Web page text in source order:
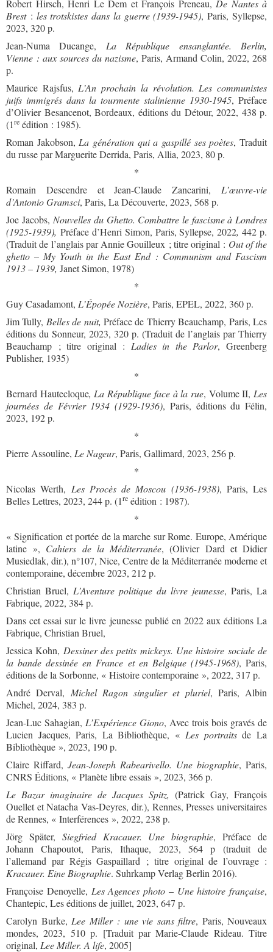
Robert Hirsch, Henri Le Dem et François Preneau, De Nantes à
Brest : les trotskistes dans la guerre (1939-1945), Paris, Syllepse,
2023, 320 p.
Jean-Numa Ducange, La République ensanglantée. Berlin,
Vienne : aux sources du nazisme, Paris, Armand Colin, 2022, 268
p.
Maurice Rajsfus, L’An prochain la révolution. Les communistes
juifs immigrés dans la tourmente stalinienne 1930-1945, Préface
d’Olivier Besancenot, Bordeaux, éditions du Détour, 2022, 438 p.
(1re édition : 1985).
Roman Jakobson, La génération qui a gaspillé ses poètes, Traduit
du russe par Marguerite Derrida, Paris, Allia, 2023, 80 p.
*
Romain Descendre et Jean-Claude Zancarini, L’œuvre-vie
d’Antonio Gramsci, Paris, La Découverte, 2023, 568 p.
Joe Jacobs, Nouvelles du Ghetto. Combattre le fascisme à Londres
(1925-1939), Préface d’Henri Simon, Paris, Syllepse, 2022,442 p.
(Traduit de l’anglais par Annie Gouilleux ; titre original : Out of the
ghetto – My Youth in the East End : Communism and Fascism
1913 – 1939, Janet Simon, 1978)
*
Guy Casadamont, L’Épopée Nozière, Paris, EPEL, 2022, 360 p.
Jim Tully, Belles de nuit,Préface de Thierry Beauchamp, Paris, Les
éditions du Sonneur, 2023, 320 p. (Traduit de l’anglais par Thierry
Beauchamp ; titre original : Ladies in the Parlor, Greenberg
Publisher, 1935)
*
Bernard Hautecloque, La République face à la rue, Volume II, Les
journées de Février 1934 (1929-1936), Paris, éditions du Félin,
2023, 192 p.
*
Pierre Assouline, Le Nageur, Paris, Gallimard, 2023, 256 p.
*
Nicolas Werth, Les Procès de Moscou (1936-1938), Paris, Les
Belles Lettres, 2023, 244 p. (1re édition : 1987).
*
« Signification et portée de la marche sur Rome. Europe, Amérique
latine », Cahiers de la Méditerranée, (Olivier Dard et Didier
Musiedlak, dir.), n°107, Nice, Centre de la Méditerranée moderne et
contemporaine, décembre 2023, 212 p.
Christian Bruel, L’Aventure politique du livre jeunesse, Paris, La
Fabrique, 2022, 384 p.
Dans cet essai sur le livre jeunesse publié en 2022 aux éditions La
Fabrique, Christian Bruel,
Jessica Kohn, Dessiner des petits mickeys. Une histoire sociale de
la bande dessinée en France et en Belgique (1945-1968), Paris,
éditions de la Sorbonne, « Histoire contemporaine », 2022, 317 p.
André Derval, Michel Ragon singulier et pluriel, Paris, Albin
Michel, 2024, 383 p.
Jean-Luc Sahagian, L’Expérience Giono, Avec trois bois gravés de
Lucien Jacques, Paris, La Bibliothèque, « Les portraitsde La
Bibliothèque », 2023, 190 p.
Claire Riffard, Jean-Joseph Rabearivello. Une biographie, Paris,
CNRS Éditions, « Planète libre essais », 2023, 366 p.
Le Bazar imaginaire de Jacques Spitz, (Patrick Gay, François
Ouellet et Natacha Vas-Deyres, dir.), Rennes, Presses universitaires
de Rennes, « Interférences », 2022, 238 p.
Jörg Später, Siegfried Kracauer. Une biographie, Préface de
Johann Chapoutot, Paris, Ithaque, 2023, 564 p (traduit de
l’allemand par Régis Gaspaillard ; titre original de l’ouvrage :
Kracauer. Eine Biographie. Suhrkamp Verlag Berlin 2016).
Françoise Denoyelle, Les Agences photo – Une histoire française,
Chantepic, Les éditions de juillet, 2023, 647 p.
Carolyn Burke, Lee Miller : une vie sans filtre, Paris, Nouveaux
mondes, 2023, 510 p. [Traduit par Marie-Claude Rideau. Titre
original, Lee Miller. A life, 2005]